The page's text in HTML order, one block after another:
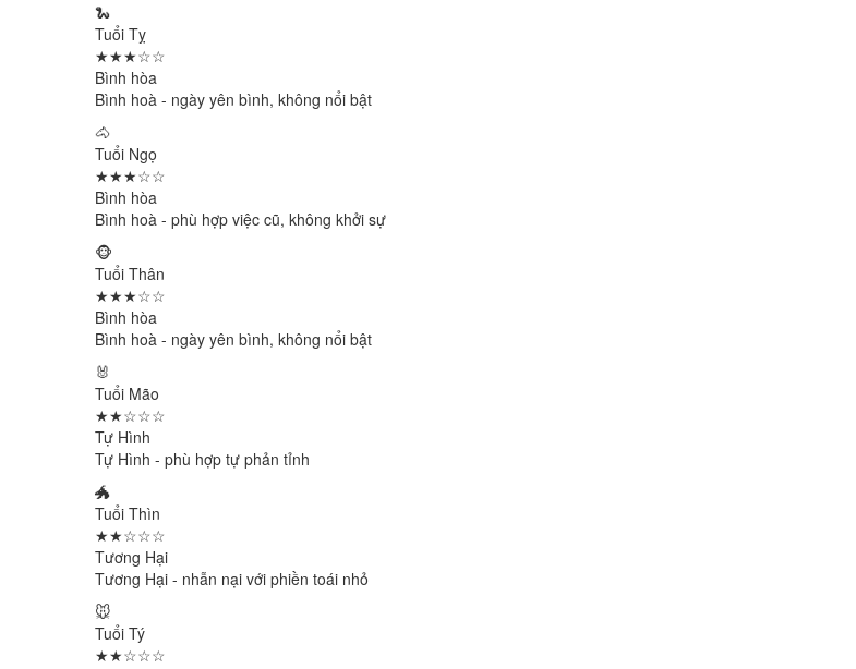
🐍
Tuổi Tỵ
★★★☆☆
Bình hòa
Bình hoà - ngày yên bình, không nổi bật
🐴
Tuổi Ngọ
★★★☆☆
Bình hòa
Bình hoà - phù hợp việc cũ, không khởi sự
🐵
Tuổi Thân
★★★☆☆
Bình hòa
Bình hoà - ngày yên bình, không nổi bật
🐰
Tuổi Mão
★★☆☆☆
Tự Hình
Tự Hình - phù hợp tự phản tỉnh
🐲
Tuổi Thìn
★★☆☆☆
Tương Hại
Tương Hại - nhẫn nại với phiền toái nhỏ
🐭
Tuổi Tý
★★☆☆☆